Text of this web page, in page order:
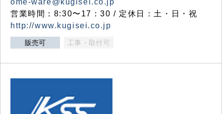
ome-ware@kugisei.co.jp
営業時間：8:30〜17：30 / 定休日：土・日・祝
http://www.kugisei.co.jp
販売可 工事・取付可